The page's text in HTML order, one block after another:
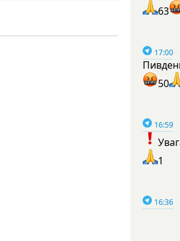
63
17:00
50
16:59
1
16:36